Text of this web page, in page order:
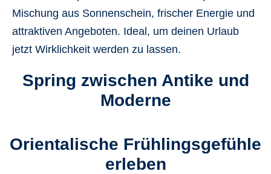
Mischung aus Sonnenschein, frischer Energie und
attraktiven Angeboten. Ideal, um deinen Urlaub
jetzt Wirklichkeit werden zu lassen.
Spring zwischen Antike und
Moderne
Orientalische Frühlingsgefühle
erleben